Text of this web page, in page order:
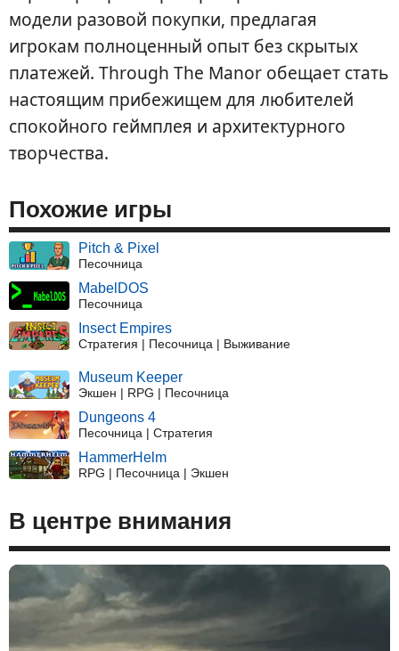
модели разовой покупки, предлагая
игрокам полноценный опыт без скрытых
платежей. Through The Manor обещает стать
настоящим прибежищем для любителей
спокойного геймплея и архитектурного
творчества.
Похожие игры
Pitch & Pixel
Песочница
MabelDOS
Песочница
Insect Empires
Стратегия | Песочница | Выживание
Museum Keeper
Экшен | RPG | Песочница
Dungeons 4
Песочница | Стратегия
HammerHelm
RPG | Песочница | Экшен
В центре внимания